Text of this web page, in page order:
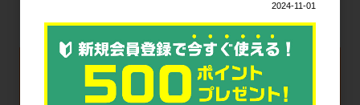
2024-11-01